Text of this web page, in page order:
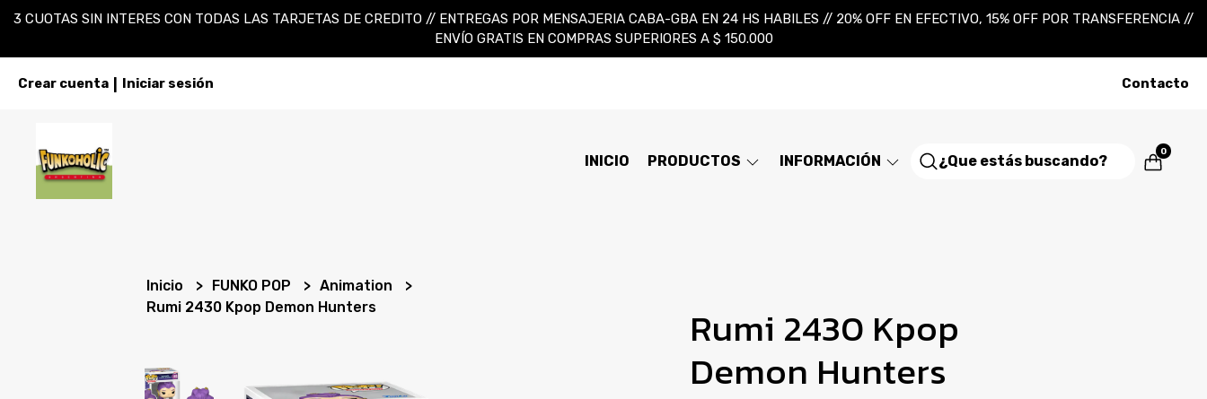
3 CUOTAS SIN INTERES CON TODAS LAS TARJETAS DE CREDITO // ENTREGAS POR MENSAJERIA CABA-GBA EN 24 HS HABILES // 20% OFF EN EFECTIVO, 15% OFF POR TRANSFERENCIA //
ENVÍO GRATIS EN COMPRAS SUPERIORES A $ 150.000
Crear cuenta Iniciar sesión Contacto
INICIO PRODUCTOS INFORMACIÓN
0
Inicio FUNKO POP
Animation
Rumi 2430 Kpop Demon Hunters
Rumi 2430 Kpop
Demon Hunters